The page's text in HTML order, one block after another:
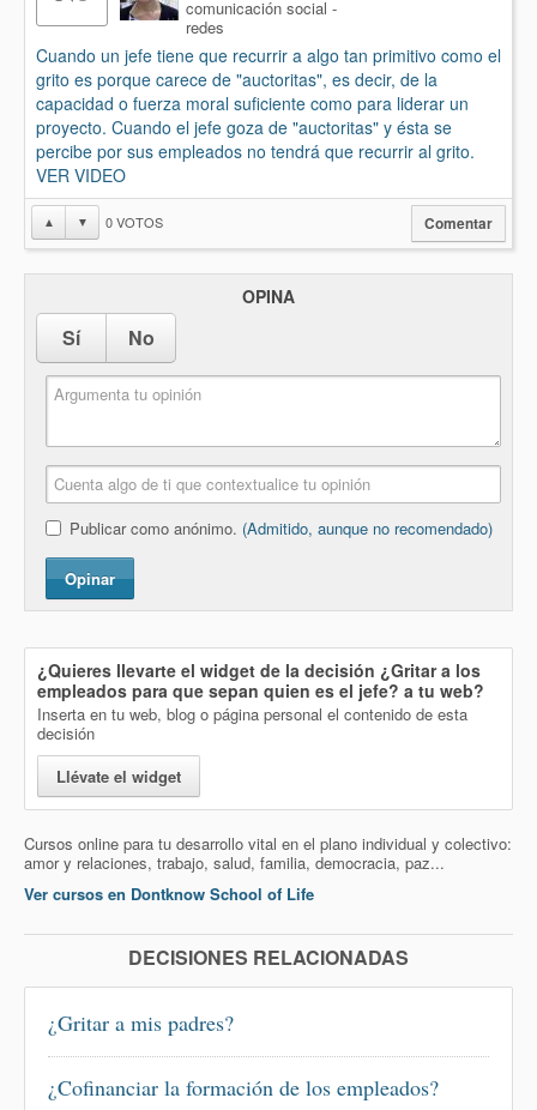
comunicación social -
redes
Cuando un jefe tiene que recurrir a algo tan primitivo como el
grito es porque carece de "auctoritas", es decir, de la
capacidad o fuerza moral suficiente como para liderar un
proyecto. Cuando el jefe goza de "auctoritas" y ésta se
percibe por sus empleados no tendrá que recurrir al grito.
VER VIDEO
▲ ▼ 0VOTOS Comentar
OPINA
Sí No
Publicar como anónimo. (Admitido, aunque no recomendado)
Opinar
¿Quieres llevarte el widget de la decisión ¿Gritar a los
empleados para que sepan quien es el jefe? a tu web?
Inserta en tu web, blog o página personal el contenido de esta
decisión
Llévate el widget
Cursos online para tu desarrollo vital en el plano individual y colectivo:
amor y relaciones, trabajo, salud, familia, democracia, paz...
Ver cursos en Dontknow School of Life
DECISIONES RELACIONADAS
¿Gritar a mis padres?
¿Cofinanciar la formación de los empleados?